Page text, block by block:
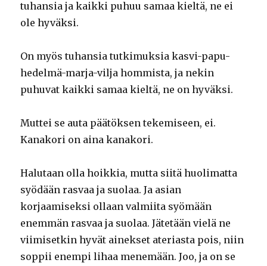
tuhansia ja kaikki puhuu samaa kieltä, ne ei
ole hyväksi.
On myös tuhansia tutkimuksia kasvi-papu-
hedelmä-marja-vilja hommista, ja nekin
puhuvat kaikki samaa kieltä, ne on hyväksi.
Muttei se auta päätöksen tekemiseen, ei.
Kanakori on aina kanakori.
Halutaan olla hoikkia, mutta siitä huolimatta
syödään rasvaa ja suolaa. Ja asian
korjaamiseksi ollaan valmiita syömään
enemmän rasvaa ja suolaa. Jätetään vielä ne
viimisetkin hyvät ainekset ateriasta pois, niin
soppii enempi lihaa menemään. Joo, ja on se